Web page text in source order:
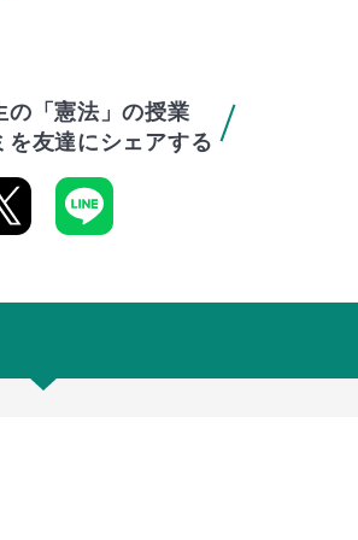
の「憲法」の授業
を友達にシェアする